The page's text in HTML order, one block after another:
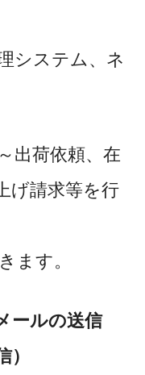
システム、ネ
出荷依頼、在
げ請求等を行
ます。
ールの送信